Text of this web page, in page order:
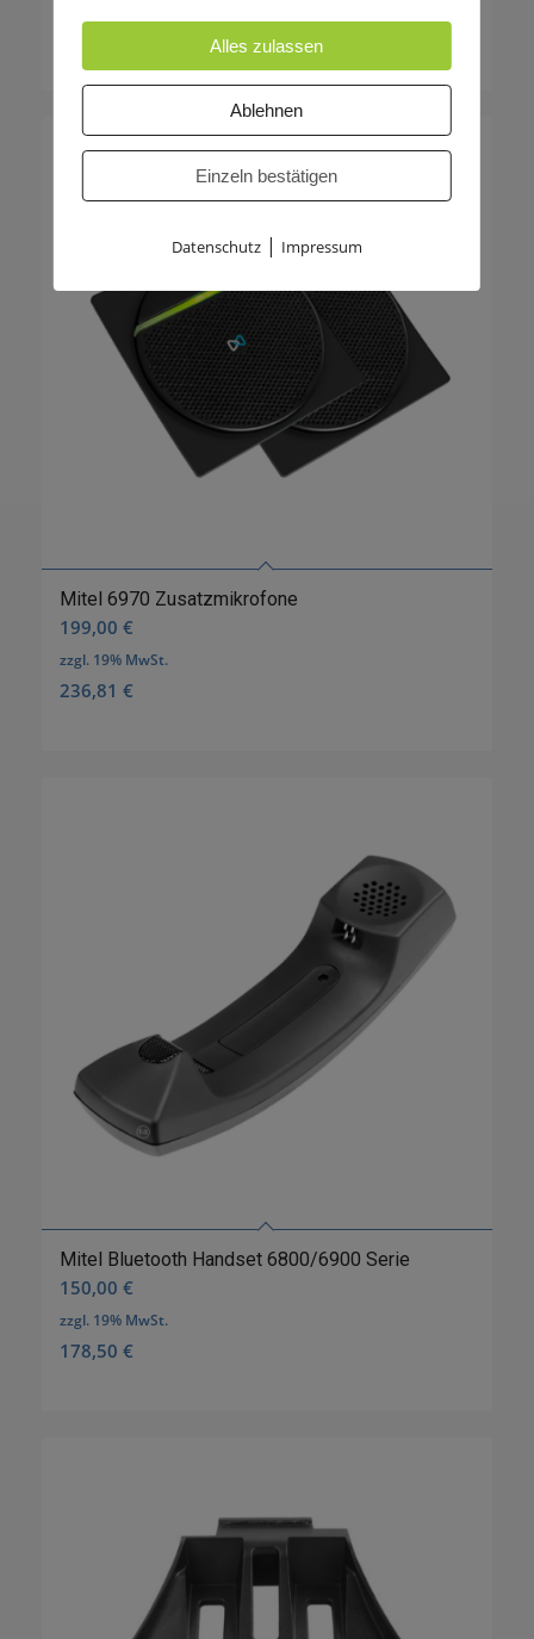
25,59
Mitel 6970 Zusatzmikrofone
199,00 €
zzgl. 19% MwSt.
236,81 €
Mitel Bluetooth Handset 6800/6900 Serie
150,00 €
zzgl. 19% MwSt.
178,50 €
Alles zulassen
Ablehnen
Einzeln bestätigen
Datenschutz| Impressum